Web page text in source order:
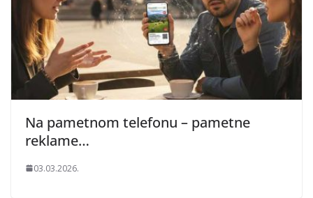
Na pametnom telefonu – pametne
reklame…
03.03.2026.